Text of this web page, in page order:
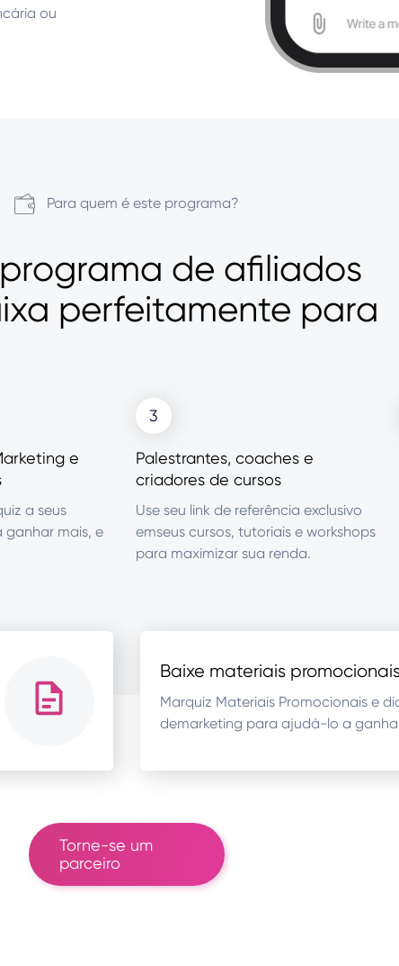
ou
Para quem é este programa?
de afiliados
perfeitamente para
e
a seus
ganhar mais, e
3
Palestrantes, coaches e
criadores de cursos
Use seu link de referência exclusivo
emseus cursos, tutoriais e workshops
para maximizar sua renda.
Baixe materiais
Marquiz Materiais Promocionais e
demarketing para ajudá-lo a
Torne-se um
parceiro